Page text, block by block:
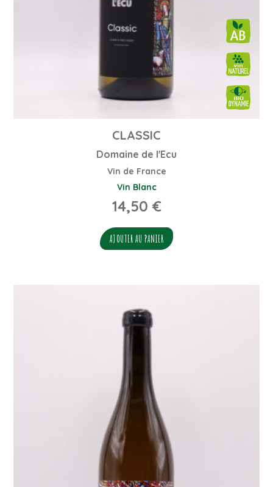
CLASSIC
Domaine de l'Ecu
Vin de France
Vin Blanc
14,50 €
AJOUTER AU PANIER